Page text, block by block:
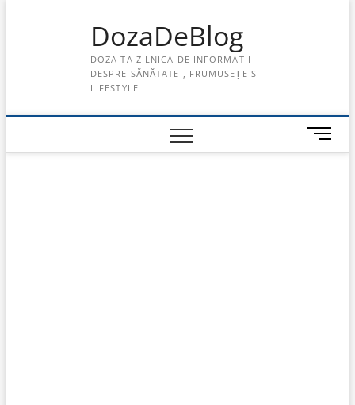
DozaDeBlog
DOZA TA ZILNICA DE INFORMATII
DESPRE SĂNĂTATE , FRUMUSEȚE SI
LIFESTYLE
M
e